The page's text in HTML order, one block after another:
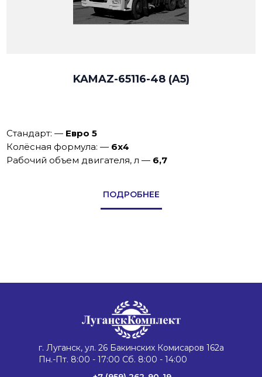
KAMAZ-65116-48 (A5)
Стандарт: — Евро 5
Колёсная формула: — 6х4
Рабочий объем двигателя, л — 6,7
ПОДРОБНЕЕ
г. Луганск, ул. 26 Бакинских Комисаров 162а
Пн.-Пт. 8:00 - 17:00 Сб. 8:00 - 14:00